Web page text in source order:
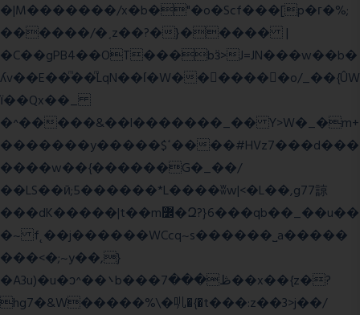
�|M�������/x�b�"�o�Scf���[p�г�%;
������/�˱z��?�}����� |
�C��gPB4��OT���bӟ>J=JN���w��b�
ʎv��E��ͫ��ͫLqN��ſ�W���ً����o/_��{ÛW
ї��Qx��_
�^�����&��l�������_�� Y>W�_�m+
�������y�����$ߵ����#HVz7���d���
����w��{������G�_��/
��LS��ӣ;5������*L����ʬw|<�L��,g77諒
���dK�����|t��m߼�Զ?}6���qb��_��u��
�~ f˛��j������WCcq~s������˽a�����
���<�;~y��,}
�A3u)�u�ͻ^��܌b���ڟ���7��x��{z�?
hg7�&W�����%\�䶷�{�t���:z��3>j��/